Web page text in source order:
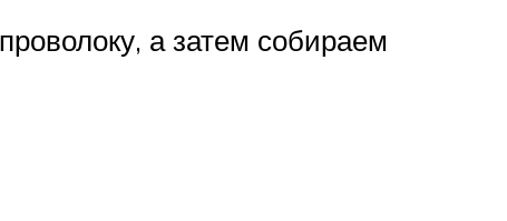
а затем собираем